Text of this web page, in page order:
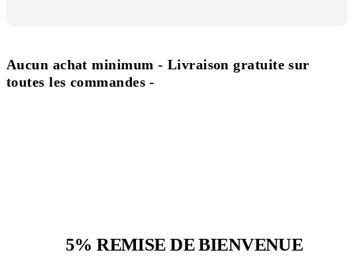
Aucun achat minimum - Livraison gratuite sur
toutes les commandes -
5% REMISE DE BIENVENUE